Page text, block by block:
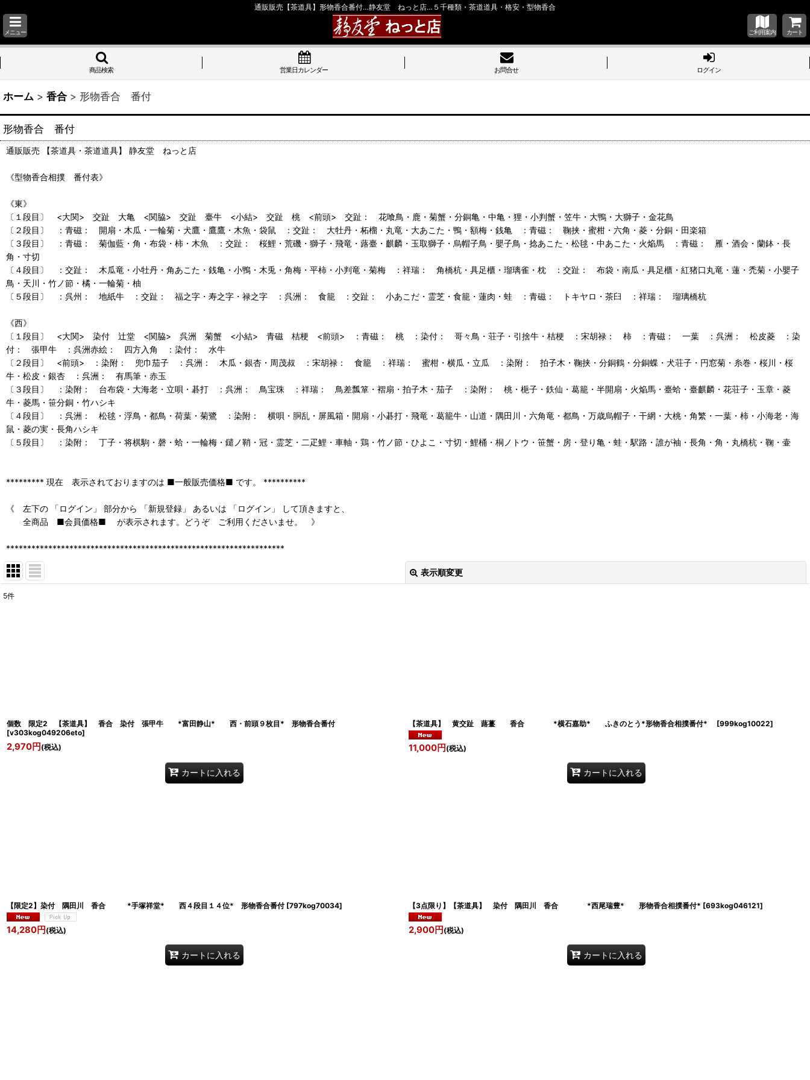
通販販売【茶道具】形物香合番付…静友堂 ねっと店…５千種類・茶道道具・格安・型物香合
メニュー ご利用案内 カート
商品検索 営業日カレンダー お問合せ ログイン
ホーム > 香合 > 形物香合 番付
形物香合 番付
通販販売 【茶道具・茶道道具】 静友堂 ねっと店
《型物香合相撲 番付表》
《東》
〔１段目〕 <大関> 交趾 大亀 <関脇> 交趾 臺牛 <小結> 交趾 桃 <前頭> 交趾： 花喰鳥・鹿・菊蟹・分銅亀・中亀・狸・小判蟹・笠牛・大鴨・大獅子・金花鳥
〔２段目〕 ：青磁： 開扇・木瓜・一輪菊・犬鷹・鷹鷹・木魚・袋鼠 ：交趾： 大牡丹・柘榴・丸竜・大あこた・鴨・額梅・銭亀 ：青磁： 鞠挟・蜜柑・六角・菱・分銅・田楽箱
〔３段目〕 ：青磁： 菊伽藍・角・布袋・柿・木魚 ：交趾： 桜鯉・荒磯・獅子・飛竜・蕗臺・麒麟・玉取獅子・烏帽子鳥・嬰子鳥・捻あこた・松毬・中あこた・火焔馬 ：青磁： 雁・酒会・蘭鉢・長
角・寸切
〔４段目〕 ：交趾： 木瓜竜・小牡丹・角あこた・銭亀・小鴨・木兎・角梅・平柿・小判竜・菊梅 ：祥瑞： 角橋杭・具足櫃・瑠璃雀・枕 ：交趾： 布袋・南瓜・具足櫃・紅猪口丸竜・蓮・禿菊・小嬰子
鳥・天川・竹ノ節・橘・一輪菊・柚
〔５段目〕 ：呉州： 地紙牛 ：交趾： 福之字・寿之字・禄之字 ：呉洲： 食籠 ：交趾： 小あこだ・霊芝・食籠・蓮肉・蛙 ：青磁： トキヤロ・茶臼 ：祥瑞： 瑠璃橋杭
《西》
〔１段目〕 <大関> 染付 辻堂 <関脇> 呉洲 菊蟹 <小結> 青磁 桔梗 <前頭> ：青磁： 桃 ：染付： 哥々鳥・荘子・引捨牛・桔梗 ：宋胡禄： 柿 ：青磁： 一葉 ：呉洲： 松皮菱 ：染
付： 張甲牛 ：呉洲赤絵： 四方入角 ：染付： 水牛
〔２段目〕 <前頭> ：染附： 兜巾茄子 ：呉洲： 木瓜・銀杏・周茂叔 ：宋胡禄： 食籠 ：祥瑞： 蜜柑・横瓜・立瓜 ：染附： 拍子木・鞠挟・分銅鶴・分銅蝶・犬荘子・円窓菊・糸巻・桜川・桜
牛・松皮・銀杏 ：呉洲： 有馬筆・赤玉
〔３段目〕 ：染附： 台布袋・大海老・立唄・碁打 ：呉洲： 鳥宝珠 ：祥瑞： 鳥差瓢箪・褶扇・拍子木・茄子 ：染附： 桃・梔子・鉄仙・葛籠・半開扇・火焔馬・臺蛤・臺麒麟・花荘子・玉章・菱
牛・菱馬・笹分銅・竹ハシキ
〔４段目〕 ：呉洲： 松毬・浮鳥・都鳥・荷葉・菊鷺 ：染附： 横唄・胴乱・屏風箱・開扇・小碁打・飛竜・葛籠牛・山道・隅田川・六角竜・都鳥・万歳烏帽子・干網・大桃・角繁・一葉・柿・小海老・海
鼠・菱の実・長角ハシキ
〔５段目〕 ：染附： 丁子・将棋駒・磬・蛤・一輪梅・鑓ノ鞘・冠・霊芝・二疋鯉・車軸・鶏・竹ノ節・ひよこ・寸切・鯉桶・桐ノトウ・笹蟹・房・登り亀・蛙・駅路・誰が袖・長角・角・丸橋杭・鞠・壷
********* 現在 表示されておりますのは ■一般販売価格■ です。 **********
《 左下の 「ログイン」 部分から 「新規登録」 あるいは 「ログイン」 して頂きますと、
全商品 ■会員価格■ が表示されます。どうぞ ご利用くださいませ。 》
******************************************************************
表示順変更
5件
個数 限定2 【茶道具】 香合 染付 張甲牛 *富田静山* 西・前頭９枚目* 形物香合番付
[v303kog049206eto]
2,970円 (税込)
カートに入れる
【茶道具】 黄交趾 蕗薹 香合 *横石嘉助* ふきのとう*形物香合相撲番付* [999kog10022]
11,000円 (税込)
カートに入れる
【限定2】染付 隅田川 香合 *手塚祥堂* 西４段目１４位* 形物香合番付 [797kog70034]
14,280円 (税込)
カートに入れる
【3点限り】【茶道具】 染付 隅田川 香合 *西尾瑞豊* 形物香合相撲番付* [693kog046121]
2,900円 (税込)
カートに入れる